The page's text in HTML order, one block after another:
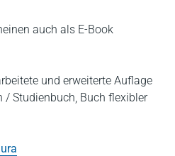
auch als E-Book
und erweiterte Auflage
/ Studienbuch, Buch flexibler